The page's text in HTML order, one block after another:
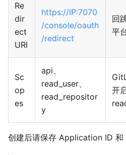
Re
dir
ect
URI
https://IP:7070
/console/oauth
/redirect
回
平
Sc
op
es
api、
read_user、
read_repositor
y
开
创建后请保存 Application ID 和